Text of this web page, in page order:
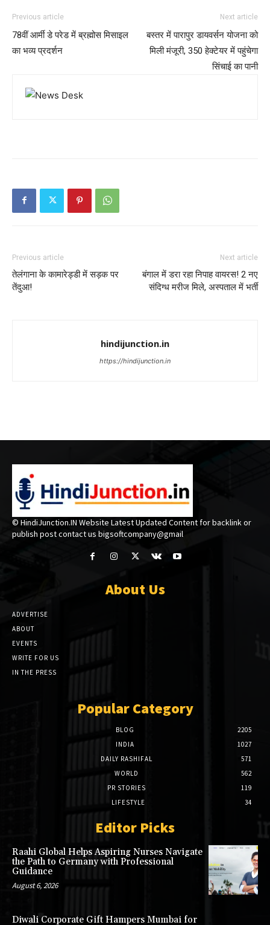
Previous article
78वीं आर्मी डे परेड में ब्रह्मोस मिसाइल
का भव्य प्रदर्शन
Next article
बस्तर में पारापुर डायवर्सन योजना को
मिली मंजूरी, 350 हेक्टेयर में पहुंचेगा
सिंचाई का पानी
Previous article
तेलंगाना के कामारेड्डी में सड़क पर
तेंदुआ!
Next article
बंगाल में डरा रहा निपाह वायरस! 2 नए
संदिग्ध मरीज मिले, अस्पताल में भर्ती
hindijunction.in
https://hindijunction.in
© HindiJunction.IN Website Latest Updated Content for backlink or
publish post contact us bigsoftcompany@gmail
About Us
ADVERTISE
ABOUT
EVENTS
WRITE FOR US
IN THE PRESS
Popular Category
BLOG
2205
INDIA
1027
DAILY RASHIFAL
571
WORLD
562
PR STORIES
119
LIFESTYLE
34
Editor Picks
Raahi Global Helps Aspiring Nurses Navigate
the Path to Germany with Professional
Guidance
August 6, 2026
Diwali Corporate Gift Hampers Mumbai for